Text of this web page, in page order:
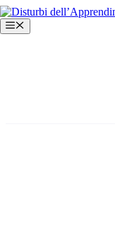
Vai
al
contenuto
Menu